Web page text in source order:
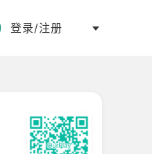
登录/注册